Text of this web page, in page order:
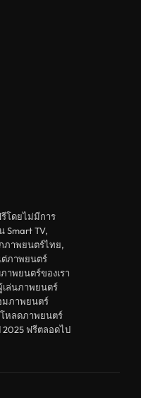
โดยไม่มีการ
TV,
ภาพยนตร์ไทย,
ต่ภาพยนตร์
าพยนตร์ของเรา
เล่นภาพยนตร์
มภาพยนตร์
หลดภาพยนตร์
ฟรีตลอดไป